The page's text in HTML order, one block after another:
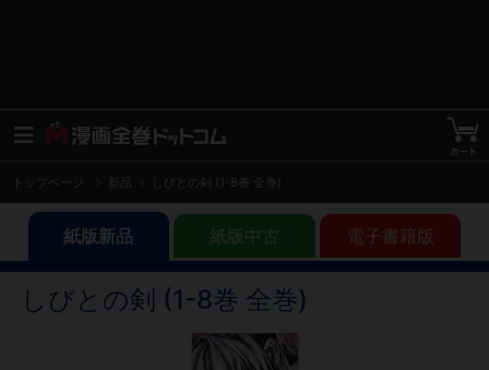
トップページ しびとの剣 (1-8巻 全巻)
紙版新品 紙版中古 電子書籍版
しびとの剣 (1-8巻 全巻)